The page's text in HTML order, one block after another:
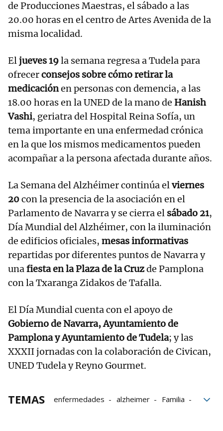
de Producciones Maestras, el sábado a las
20.00 horas en el centro de Artes Avenida de la
misma localidad.
Eljueves 19la semana regresa a Tudela para
ofrecerconsejos sobre cómo retirar la
medicaciónen personas con demencia, a las
18.00 horas en la UNED de la mano de Hanish
Vashi, geriatra del Hospital Reina Sofía, un
tema importante en una enfermedad crónica
en la que los mismos medicamentos pueden
acompañar a la persona afectada durante años.
La Semana del Alzhéimer continúa elviernes
20con la presencia de la asociación en el
Parlamento de Navarra y se cierra el sábado 21,
Día Mundial del Alzhéimer, con la iluminación
de edificios oficiales, mesas informativas
repartidas por diferentes puntos de Navarra y
unafiesta en la Plaza de la Cruzde Pamplona
con la Txaranga Zidakos de Tafalla.
El Día Mundial cuenta con el apoyo de
Gobierno de Navarra, Ayuntamiento de
Pamplona y Ayuntamiento de Tudela; y las
XXXII jornadas con la colaboración de Civican,
UNED Tudela y Reyno Gourmet.
TEMAS enfermedades alzheimer
Familia